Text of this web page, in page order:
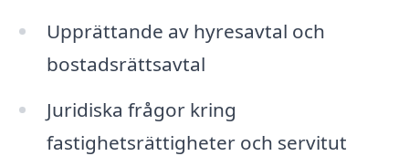
Upprättande av hyresavtal och
bostadsrättsavtal
Juridiska frågor kring
fastighetsrättigheter och servitut